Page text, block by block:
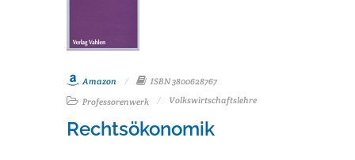
Amazon
ISBN 3800628767
Professorenwerk
Volkswirtschaftslehre
Rechtsökonomik